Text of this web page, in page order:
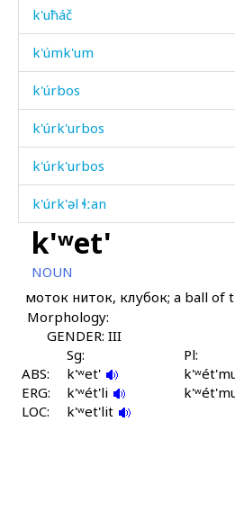
k'uħáč
k'úmk'um
k'úrbos
k'úrk'urbos
k'úrk'urbos
k'úrk'əl ɬːan
k'úrum
k'úršːə-qˤan
k'út'bos
k'ʷant'
k'ʷas
k'ʷet'
NOUN
моток ниток, клубок; a ball of
Morphology:
GENDER: III
Sg:
Pl:
ABS:
k'ʷet'
ERG:
k'ʷét'li
LOC:
k'ʷet'lit